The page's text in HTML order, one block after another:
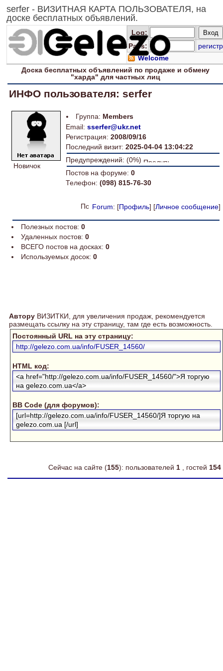
serfer - ВИЗИТНАЯ КАРТА ПОЛЬЗОВАТЕЛЯ, на
доске бесплатных объявлений.
Log:
Pass:
регистр
Welcome
Доскабесплатных объявлений по продаже и обмену
"харда" длячастных лиц
ИНФО пользователя: serfer
Новичок
Группа: Members
Email: sserfer@ukr.net
Регистрация: 2008/09/16
Последний визит: 2025-04-04 13:04:22
Предупреждений: (0%)
Постов на форуме: 0
Телефон: (098) 815-76-30
Forum: [Профиль] [Личное сообщение]
Полезных постов: 0
Удаленных постов: 0
ВСЕГО постов на досках: 0
Используемых досок: 0
Автору ВИЗИТКИ, для увеличения продаж, рекомендуется
размещать ссылку на эту страницу, там где есть возможность.
Постоянный URL на эту страницу:
http://gelezo.com.ua/info/FUSER_14560/
HTML код:
<a href="http://gelezo.com.ua/info/FUSER_14560/">Я торгую
на gelezo.com.ua</a>
BB Code (для форумов):
[url=http://gelezo.com.ua/info/FUSER_14560/]Я торгую на
gelezo.com.ua [/url]
Сейчас на сайте (155): пользователей 1 , гостей 154